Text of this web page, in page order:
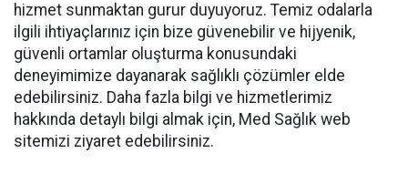
hizmet sunmaktan gurur duyuyoruz. Temiz odalarla
ilgili ihtiyaçlarınız için bize güvenebilir ve hijyenik,
güvenli ortamlar oluşturma konusundaki
deneyimimize dayanarak sağlıklı çözümler elde
edebilirsiniz. Daha fazla bilgi ve hizmetlerimiz
hakkında detaylı bilgi almak için, Med Sağlık web
sitemizi ziyaret edebilirsiniz.